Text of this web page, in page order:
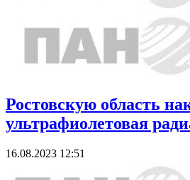
Ростовскую область
ультрафиолетовая
16.08.2023 12:51